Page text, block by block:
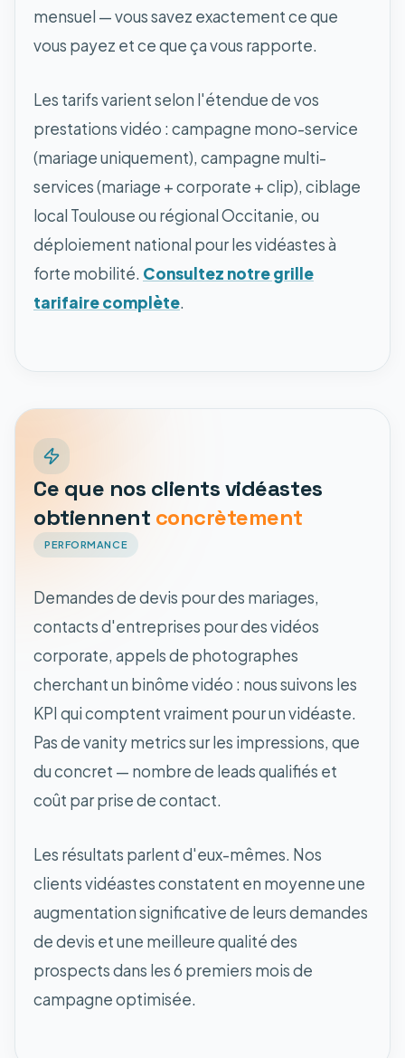
mensuel — vous savez exactement ce que
vous payez et ce que ça vous rapporte.
Les tarifs varient selon l'étendue de vos
prestations vidéo : campagne mono-service
(mariage uniquement), campagne multi-
services (mariage + corporate + clip), ciblage
local Toulouse ou régional Occitanie, ou
déploiement national pour les vidéastes à
forte mobilité. Consultez notre grille
tarifaire complète.
Ce que nos clients vidéastes
obtiennent concrètement
PERFORMANCE
Demandes de devis pour des mariages,
contacts d'entreprises pour des vidéos
corporate, appels de photographes
cherchant un binôme vidéo : nous suivons les
KPI qui comptent vraiment pour un vidéaste.
Pas de vanity metrics sur les impressions, que
du concret — nombre de leads qualifiés et
coût par prise de contact.
Les résultats parlent d'eux-mêmes. Nos
clients vidéastes constatent en moyenne une
augmentation significative de leurs demandes
de devis et une meilleure qualité des
prospects dans les 6 premiers mois de
campagne optimisée.